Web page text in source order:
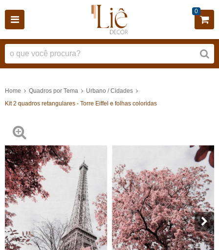
0
Home Quadros por Tema
Urbano / Cidades
Kit 2 quadros retangulares - Torre Eiffel e folhas coloridas